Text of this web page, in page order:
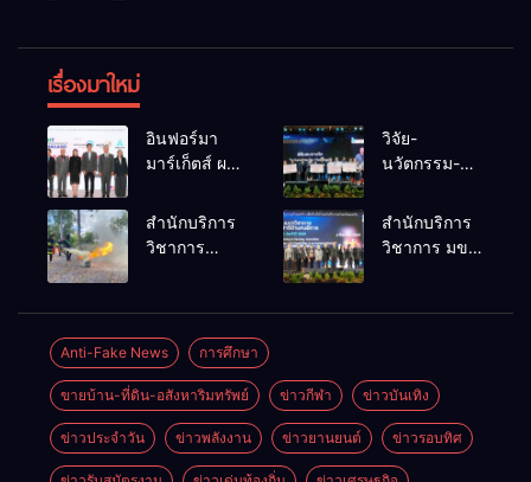
เรื่องมาใหม่
อินฟอร์มา
มาร์เก็ตส์ ผนึก
ธุรกิจท่อง
เที่ยว-บริการ
Thailand
2026 เชื่อม 4
งานใหญ่
สร้างโอกาส
ธุรกิจครบ
วงจร ด้วยครับ
วิจัย-
นวัตกรรม-
คือโอกาสใหม่
ของคนพิการ
เศรษฐกิจ
สำนักบริการ
วิชาการ
เพลิงขั้นต้น”
ยกระดับ
ศักยภาพเจ้า
หน้าที่ท้องถิ่น
รับมืออัคคีภัย
ตามมาตรฐาน
สำนักบริการ
วิชาการ มข.
เวทีระดับชาติ
NCPD 2026
เปลี่ยน “ผ้า
เหลือ” สู่ราย
Anti-Fake News การศึกษา
ขายบ้าน-ที่ดิน-อสังหาริมทรัพย์ ข่าวกีฬา ข่าวบันเทิง
ข่าวประจำวัน ข่าวพลังงาน ข่าวยานยนต์ ข่าวรอบทิศ